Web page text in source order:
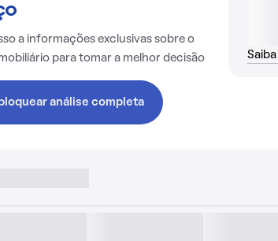
a informações exclusivas sobre o
para tomar a melhor decisão
análise completa